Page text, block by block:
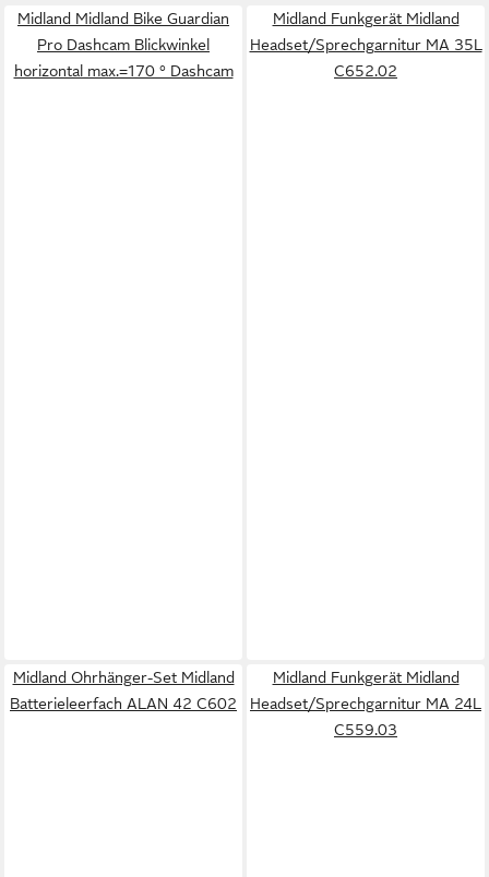
Midland Midland Bike Guardian
Pro Dashcam Blickwinkel
horizontal max.=170 ° Dashcam
Midland Funkgerät Midland
Headset/Sprechgarnitur MA 35L
C652.02
Midland Ohrhänger-Set Midland
Batterieleerfach ALAN 42 C602
Midland Funkgerät Midland
Headset/Sprechgarnitur MA 24L
C559.03